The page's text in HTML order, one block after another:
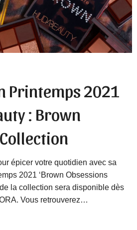
Printemps 2021
: Brown
épicer votre quotidien avec sa
2021 ‘Brown Obsessions
la collection sera disponible dès
Vous retrouverez…